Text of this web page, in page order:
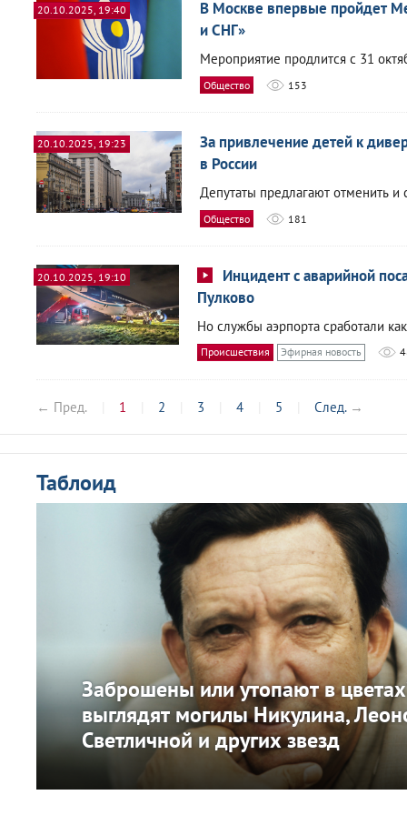
20.10.2025, 19:40
В Москве впервые пройдет
и СНГ»
Мероприятие продлится с 31
Общество 153
20.10.2025, 19:23
За привлечение детей к
в России
Депутаты предлагают отменить и
Общество 181
20.10.2025, 19:10
Инцидент с аварийной
Пулково
Но службы аэрпорта сработали
Происшествия Эфирная новость
← Пред. 1 2 3 4 5 След.→
Таблоид
Заброшены или утопают в
выглядят могилы Никулина,
Светличной и других звезд